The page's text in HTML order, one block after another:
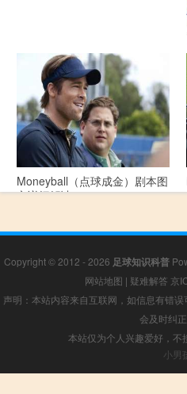
Moneyball（点球成金）剧本图
文详细解读
Copyright © 2012 - 2026 足球知识科普
网站地图 | 疑难解答 京
声明：本站内容来自互联网，如信息有错
会及时纠
本站仅为个人兴趣爱好，不
小男